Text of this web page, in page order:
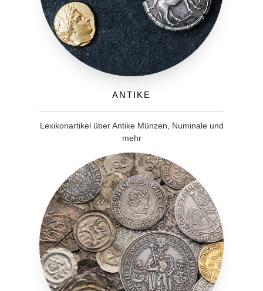
Antike
Lexikonartikel über Antike Münzen, Numinale und
mehr